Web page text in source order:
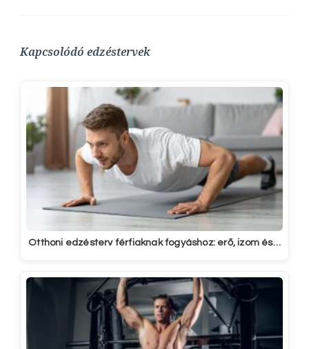
Kapcsolódó edzéstervek
Otthoni edzésterv férfiaknak fogyáshoz: erő, izom és…